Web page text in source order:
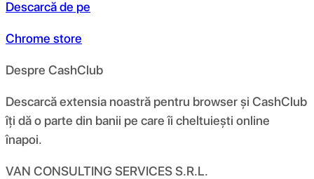
Descarcă de pe
Chrome store
Despre CashClub
Descarcă extensia noastră pentru browser și CashClub
îți dă o parte din banii pe care îi cheltuiești online
înapoi.
VAN CONSULTING SERVICES S.R.L.